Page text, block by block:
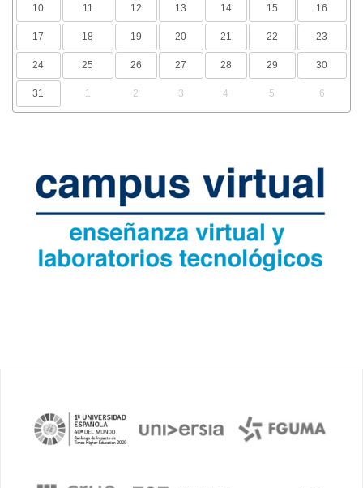
10 11 12 13 14 15 16
17 18 19 20 21 22 23
24 25 26 27 28 29 30
31 1 2 3 4 5 6